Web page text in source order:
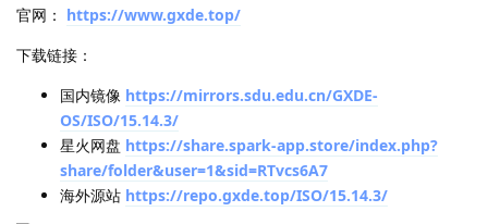
官网： https://www.gxde.top/
下载链接：
国内镜像 https://mirrors.sdu.edu.cn/GXDE-
OS/ISO/15.14.3/
星火网盘 https://share.spark-app.store/index.php?
share/folder&user=1&sid=RTvcs6A7
海外源站 https://repo.gxde.top/ISO/15.14.3/